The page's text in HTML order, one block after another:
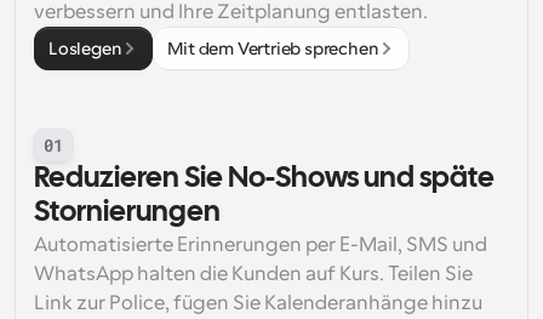
verbessern und Ihre Zeitplanung entlasten.
Loslegen Mit dem Vertrieb sprechen
01
Reduzieren Sie No-Shows und späte
Stornierungen
Automatisierte Erinnerungen per E-Mail, SMS und
WhatsApp halten die Kunden auf Kurs. Teilen Sie
Link zur Police, fügen Sie Kalenderanhänge hinzu